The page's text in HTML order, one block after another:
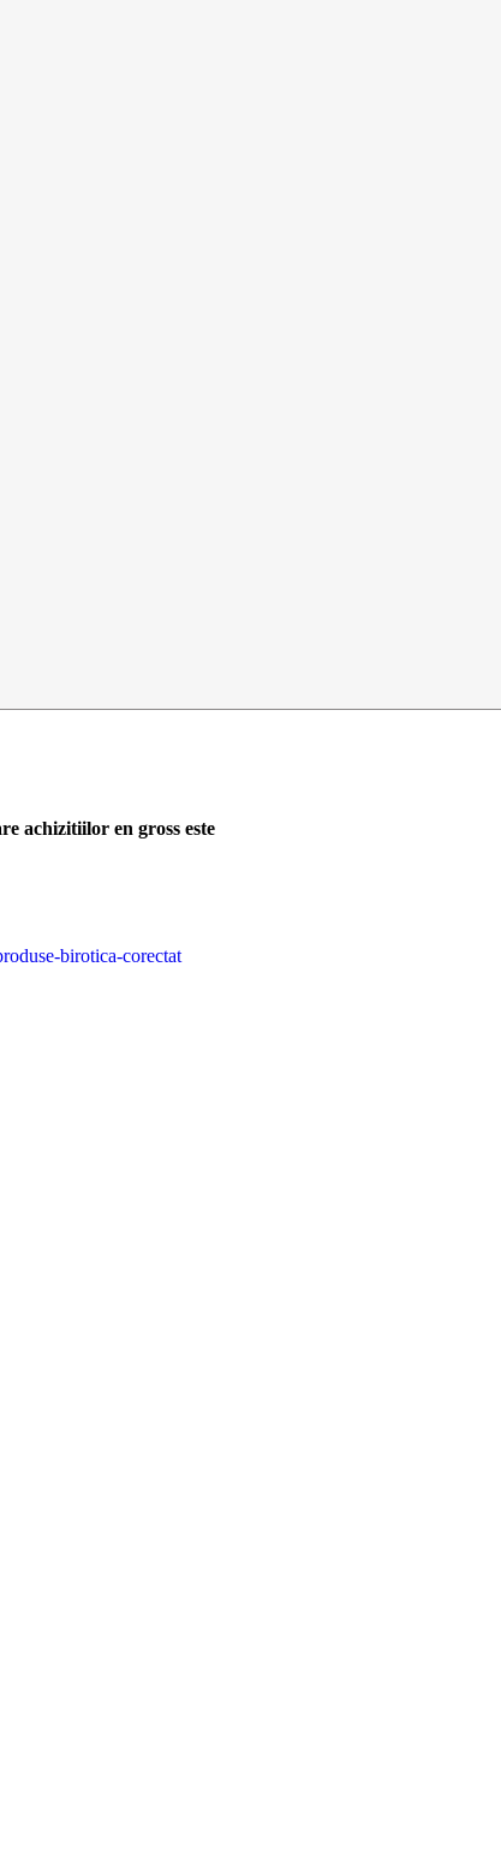
achizitiilor en gross este